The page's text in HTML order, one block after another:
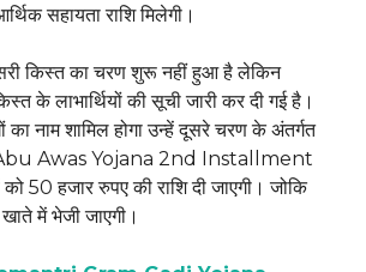
सहायता राशि मिलेगी।
किस्त का चरण शुरू नहीं हुआ है लेकिन
के लाभार्थियों की सूची जारी कर दी गई है।
का नाम शामिल होगा उन्हें दूसरे चरण के अंतर्गत
Abu Awas Yojana 2nd Installment
को 50 हजार रुपए की राशि दी जाएगी। जोकि
में भेजी जाएगी।